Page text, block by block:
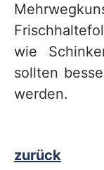
wie
sollten
werden.
zurück